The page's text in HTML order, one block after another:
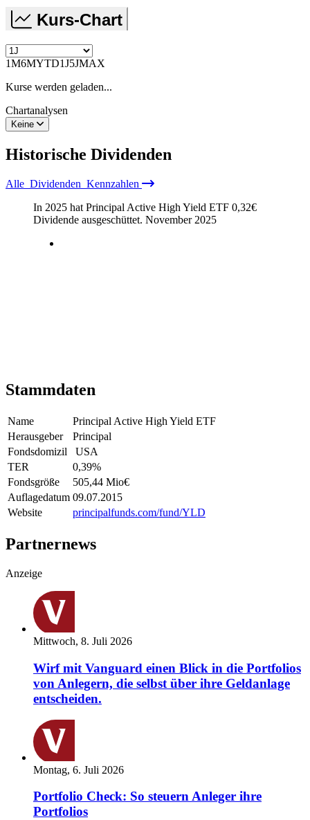
Kurs-Chart
1M6MYTD1J5JMAX
Kurse werden geladen...
Chartanalysen
Keine
Historische Dividenden
Alle Dividenden Kennzahlen
In 2025 hat Principal Active High Yield ETF 0,32€
Dividende ausgeschüttet. November 2025
Stammdaten
Name
Principal Active High Yield ETF
Herausgeber
Principal
Fondsdomizil
USA
TER
0,39%
Fondsgröße
505,44 Mio€
Auflagedatum 09.07.2015
Website
principalfunds.com/fund/YLD
Partnernews
Anzeige
Mittwoch, 8. Juli 2026
Wirf mit Vanguard einen Blick in die Portfolios
von Anlegern, die selbst über ihre Geldanlage
entscheiden.
Montag, 6. Juli 2026
Portfolio Check: So steuern Anleger ihre
Portfolios